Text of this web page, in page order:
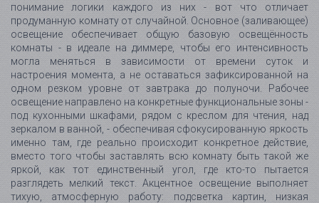
понимание логики каждого из них - вот что отличает
продуманную комнату от случайной. Основное (заливающее)
освещение обеспечивает общую базовую освещённость
комнаты - в идеале на диммере, чтобы его интенсивность
могла меняться в зависимости от времени суток и
настроения момента, а не оставаться зафиксированной на
одном резком уровне от завтрака до полуночи. Рабочее
освещение направлено на конкретные функциональные зоны -
под кухонными шкафами, рядом с креслом для чтения, над
зеркалом в ванной, - обеспечивая сфокусированную яркость
именно там, где реально происходит конкретное действие,
вместо того чтобы заставлять всю комнату быть такой же
яркой, как тот единственный угол, где кто-то пытается
разглядеть мелкий текст. Акцентное освещение выполняет
тихую, атмосферную работу: подсветка картин, низкая